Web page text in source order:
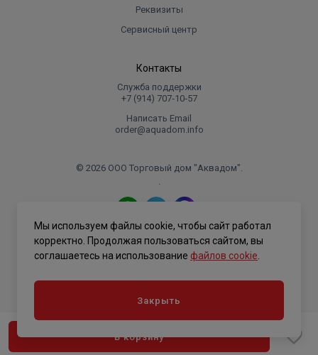
В корзину
Реквизиты
Сервисный центр
Контакты
Служба поддержки
+7 (914) 707‑10‑57
Написать Email
order@aquadom.info
© 2026 ООО Торговый дом "Аквадом".
.
Политика конфиденциальности
Мы используем файлы cookie, чтобы сайт работал
корректно. Продолжая пользоваться сайтом, вы
соглашаетесь на использование файлов cookie
Закрыть